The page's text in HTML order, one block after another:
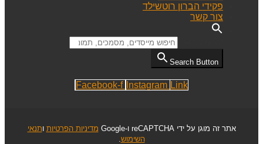
פקידי הברון רוטשילד
צור קשר
Search Button
Facebook-f Instagram Link
אתר זה מוגן על ידי reCAPTCHA ו-Google מדיניות הפרטיות ותנאי
השימוש